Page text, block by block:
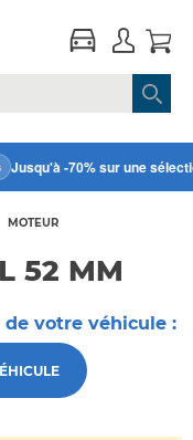
Jusqu'à -70% sur une
MOTEUR
52 MM
votre véhicule :